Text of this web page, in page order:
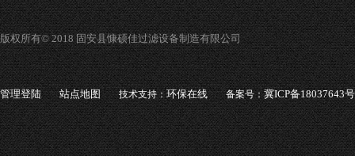
版权所有© 2018 固安县慷硕佳过滤设备制造有限公司
管理登陆 站点地图 技术支持：环保在线 备案号：冀ICP备18037643